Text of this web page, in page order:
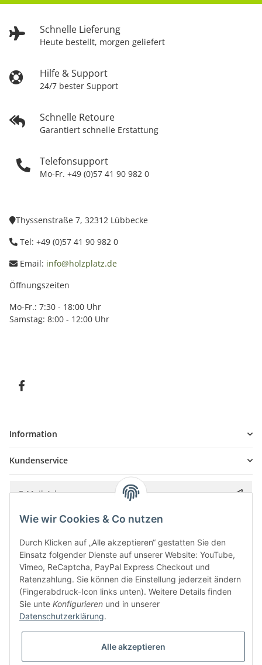
Schnelle Lieferung
Heute bestellt, morgen geliefert
Hilfe & Support
24/7 bester Support
Schnelle Retoure
Garantiert schnelle Erstattung
Telefonsupport
Mo-Fr. +49 (0)57 41 90 982 0
Thyssenstraße 7, 32312 Lübbecke
Tel: +49 (0)57 41 90 982 0
Email: info@holzplatz.de
Öffnungszeiten
Mo-Fr.: 7:30 - 18:00 Uhr
Samstag: 8:00 - 12:00 Uhr
Information
Kundenservice
Bitte senden Sie mir entsprechend IhrerDatenschutzerklärung
* Alle Preise inkl. gesetzlicher USt., zzgl.
Wie wir Cookies & Co nutzen
Durch Klicken auf „Alle akzeptieren“ gestatten Sie den
Einsatz folgender Dienste auf unserer Website: YouTube,
Vimeo, ReCaptcha, PayPal Express Checkout und
Ratenzahlung. Sie können die Einstellung jederzeit ändern
(Fingerabdruck-Icon links unten). Weitere Details finden
Sie unte Konfigurieren und in unserer
Datenschutzerklärung.
Alle akzeptieren